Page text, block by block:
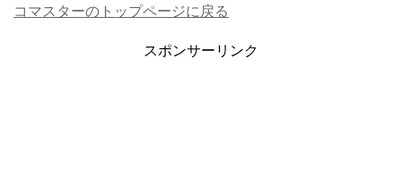
コマスターのトップページに戻る
スポンサーリンク